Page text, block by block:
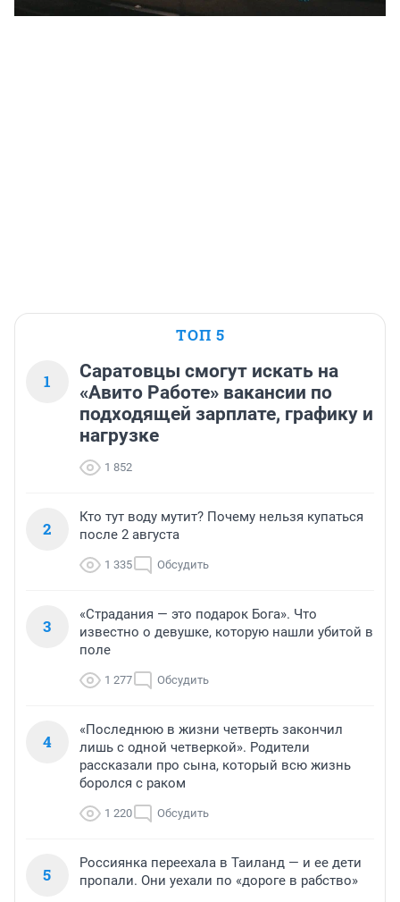
ТОП 5
1
Саратовцы смогут искать на
«Авито Работе» вакансии по
подходящей зарплате, графику и
нагрузке
1 852
2
Кто тут воду мутит? Почему нельзя купаться
после 2 августа
1 335 Обсудить
3
«Страдания — это подарок Бога». Что
известно о девушке, которую нашли убитой в
поле
1 277 Обсудить
4
«Последнюю в жизни четверть закончил
лишь с одной четверкой». Родители
рассказали про сына, который всю жизнь
боролся с раком
1 220 Обсудить
5
Россиянка переехала в Таиланд — и ее дети
пропали. Они уехали по «дороге в рабство»